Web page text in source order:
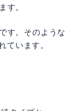
す。
す。そのような
います。